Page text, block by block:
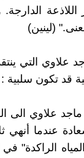
(لينين)
التي
قد تكون سلبية :
علاوي الى
تغمرني السعادة
الراكدة"